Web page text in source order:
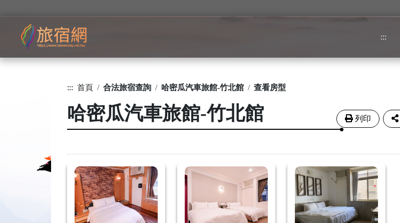
:::
::: 首頁 合法旅宿查詢 哈密瓜汽車旅館-竹北館 查看房型
哈密瓜汽車旅館-竹北館 列印